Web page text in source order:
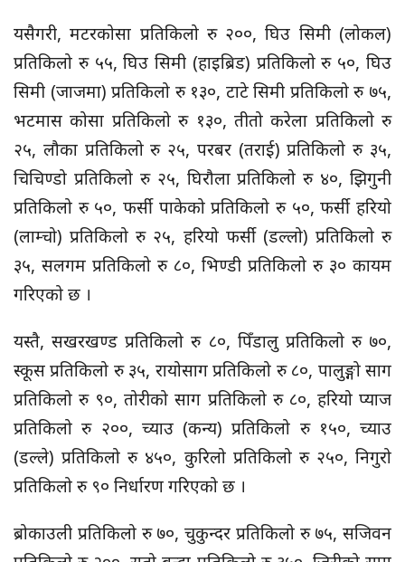
यसैगरी, मटरकोसा प्रतिकिलो रु २००, घिउ सिमी (लोकल)
प्रतिकिलो रु ५५, घिउ सिमी (हाइब्रिड) प्रतिकिलो रु ५०, घिउ
सिमी (जाजमा) प्रतिकिलो रु १३०, टाटे सिमी प्रतिकिलो रु ७५,
भटमास कोसा प्रतिकिलो रु १३०, तीतो करेला प्रतिकिलो रु
२५, लौका प्रतिकिलो रु २५, परबर (तराई) प्रतिकिलो रु ३५,
चिचिण्डो प्रतिकिलो रु २५, घिरौला प्रतिकिलो रु ४०, झिगुनी
प्रतिकिलो रु ५०, फर्सी पाकेको प्रतिकिलो रु ५०, फर्सी हरियो
(लाम्चो) प्रतिकिलो रु २५, हरियो फर्सी (डल्लो) प्रतिकिलो रु
३५, सलगम प्रतिकिलो रु ८०, भिण्डी प्रतिकिलो रु ३० कायम
गरिएको छ ।
यस्तै, सखरखण्ड प्रतिकिलो रु ८०, पिँडालु प्रतिकिलो रु ७०,
स्कूस प्रतिकिलो रु ३५, रायोसाग प्रतिकिलो रु ८०, पालुङ्गो साग
प्रतिकिलो रु ९०, तोरीको साग प्रतिकिलो रु ८०, हरियो प्याज
प्रतिकिलो रु २००, च्याउ (कन्य) प्रतिकिलो रु १५०, च्याउ
(डल्ले) प्रतिकिलो रु ४५०, कुरिलो प्रतिकिलो रु २५०, निगुरो
प्रतिकिलो रु ९० निर्धारण गरिएको छ ।
ब्रोकाउली प्रतिकिलो रु ७०, चुकुन्दर प्रतिकिलो रु ७५, सजिवन